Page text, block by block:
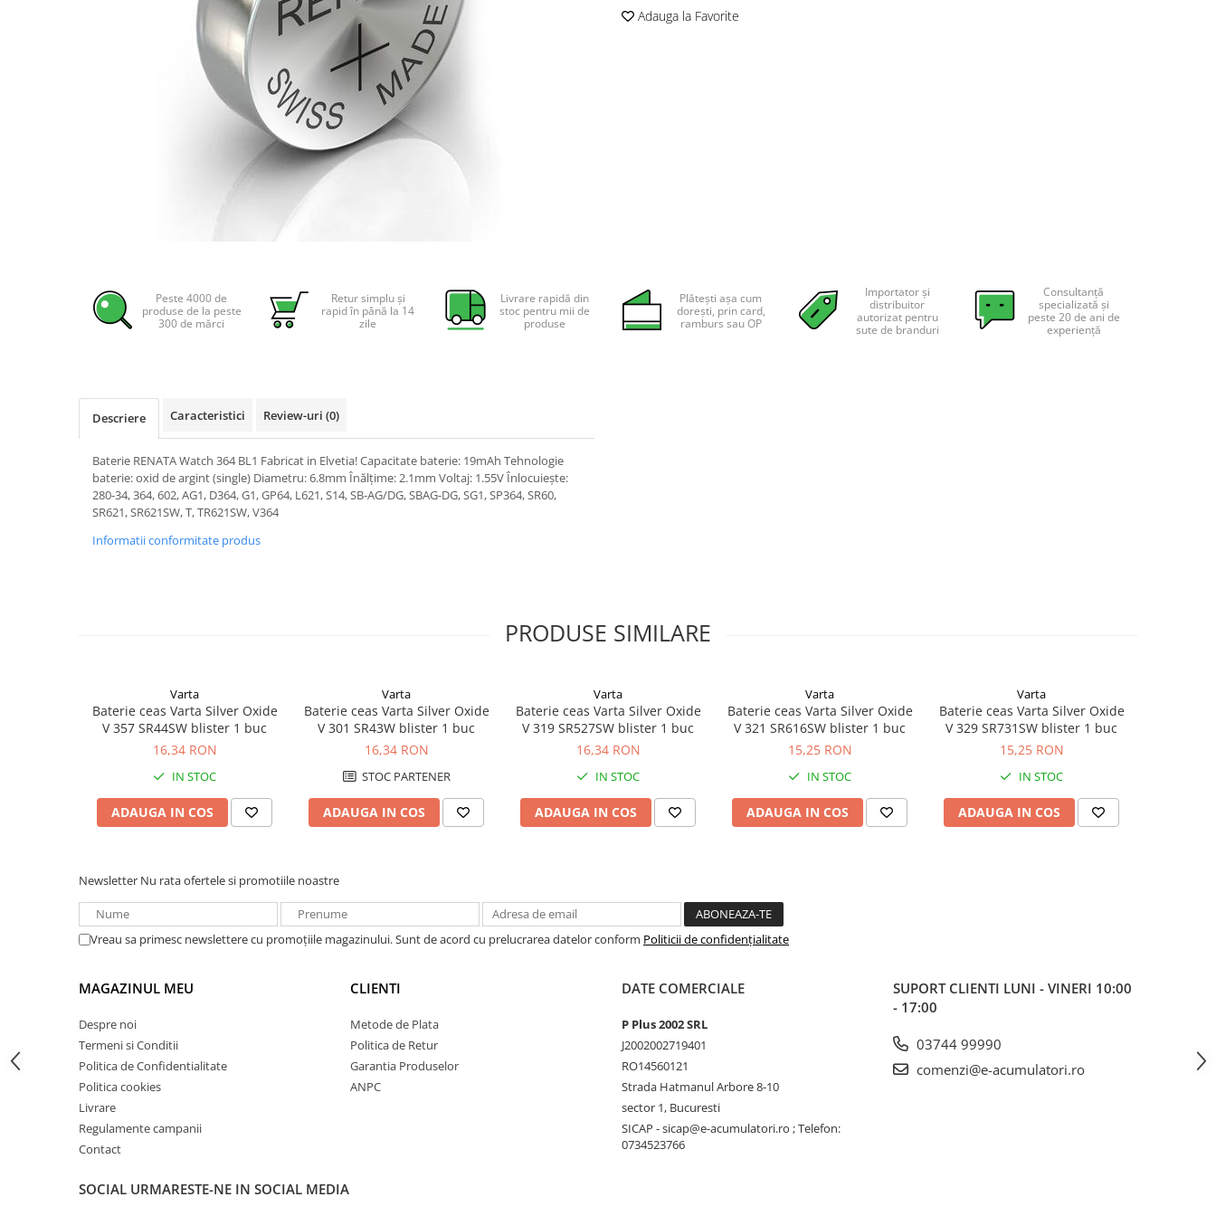
Panouri fotovoltaice si accesorii
Pachete complete stocare energie
Sisteme fotovoltaice complete
Sisteme fotovoltaice de putere
mica (rulota/caravan/case de
Sisteme fotovoltaice profesionale
Prize de incarcare vehicule
Turbine eoliene pentru casă
Acumulatori VRLA AGM/GEL /
Baterii si acumulatori AGM VRLA
Acumulatori Moto, ATV
SLA AGM (Sealed Lead Acid)
Deep Cycle - Tractiune/Semi-
Marine & Caravan
Facebook
Adauga la Favorite
Peste 4000 de
produse de la peste
300 de mărci
Retur simplu și
rapid în până la 14
zile
Livrare rapidă din
stoc pentru mii de
produse
Plătești așa cum
dorești, prin card,
ramburs sau OP
Importator și
distribuitor
autorizat pentru
sute de branduri
Consultanță
specializată și
peste 20 de ani de
experiență
Descriere Caracteristici Review-uri (0)
Baterie RENATA Watch 364 BL1 Fabricat in Elvetia! Capacitate baterie: 19mAh Tehnologie
baterie: oxid de argint (single) Diametru: 6.8mm Înălțime: 2.1mm Voltaj: 1.55V Înlocuiește:
280-34, 364, 602, AG1, D364, G1, GP64, L621, S14, SB-AG/DG, SBAG-DG, SG1, SP364, SR60,
SR621, SR621SW, T, TR621SW, V364
Informatii conformitate produs
PRODUSE SIMILARE
Varta
Baterie ceas Varta Silver Oxide
V 357 SR44SW blister 1 buc
16,34 RON
IN STOC
ADAUGA IN COS
Varta
Baterie ceas Varta Silver Oxide
V 301 SR43W blister 1 buc
16,34 RON
STOC PARTENER
ADAUGA IN COS
Varta
Baterie ceas Varta Silver Oxide
V 319 SR527SW blister 1 buc
16,34 RON
IN STOC
ADAUGA IN COS
Varta
Baterie ceas Varta Silver Oxide
V 321 SR616SW blister 1 buc
15,25 RON
IN STOC
ADAUGA IN COS
Varta
Baterie ceas Varta Silver Oxide
V 329 SR731SW blister 1 buc
15,25 RON
IN STOC
ADAUGA IN COS
Newsletter Nu rata ofertele si promotiile noastre
Vreau sa primesc newslettere cu promoțiile magazinului. Sunt de acord cu prelucrarea datelor conform Politicii de confidențialitate
MAGAZINUL MEU
Despre noi
Termeni si Conditii
Politica de Confidentialitate
Politica cookies
Livrare
Regulamente campanii
Contact
CLIENTI
Metode de Plata
Politica de Retur
Garantia Produselor
ANPC
DATE COMERCIALE
P Plus 2002 SRL
J2002002719401
RO14560121
Strada Hatmanul Arbore 8-10
sector 1, Bucuresti
SICAP - sicap@e-acumulatori.ro ; Telefon:
0734523766
SUPORT CLIENTI LUNI - VINERI 10:00
- 17:00
03744 99990
comenzi@e-acumulatori.ro
SOCIAL URMARESTE-NE IN SOCIAL MEDIA